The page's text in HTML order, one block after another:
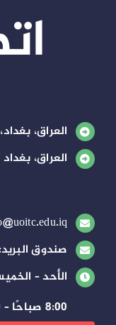
العراق،
العراق،
صندوق البريد: 3071
الأحد –
8:00 صباحًا – 3:00 مساءً